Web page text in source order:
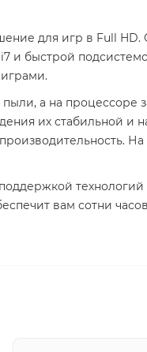
для игр в Full HD.
и быстрой
а на процессоре
их стабильной и
технологий
вам сотни часов